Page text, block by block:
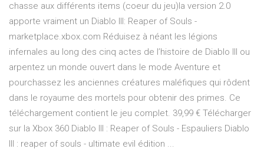
chasse aux différents items (coeur du jeu)la version 2.0
apporte vraiment un Diablo III: Reaper of Souls -
marketplace.xbox.com Réduisez à néant les légions
infernales au long des cinq actes de l’histoire de Diablo III ou
arpentez un monde ouvert dans le mode Aventure et
pourchassez les anciennes créatures maléfiques qui rôdent
dans le royaume des mortels pour obtenir des primes. Ce
téléchargement contient le jeu complet. 39,99 € Télécharger
sur la Xbox 360 Diablo III : Reaper of Souls - Espauliers Diablo
III : reaper of souls - ultimate evil édition ...